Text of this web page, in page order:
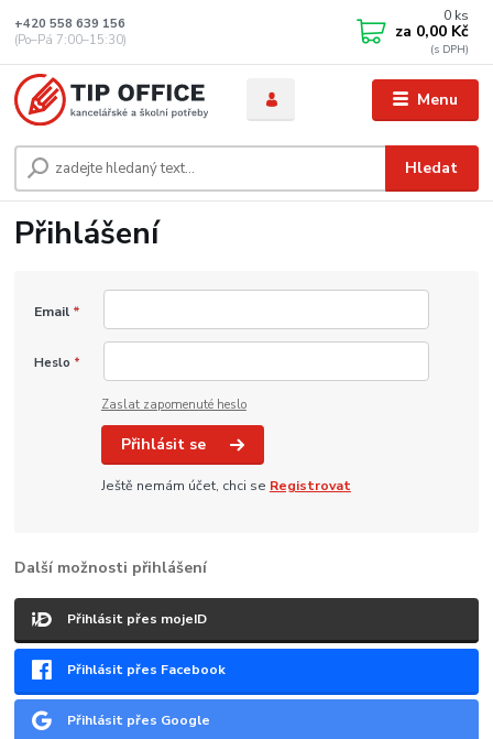
Menu
Hledat
+420 558 639 156
(Po–Pá 7:00–15:30)
0 ks
za 0,00 Kč
Přihlášení
Email *
Heslo *
Zaslat zapomenuté heslo
Přihlásit se
Ještě nemám účet, chci se Registrovat
Další možnosti přihlášení
Přihlásit přes mojeID
Přihlásit přes Facebook
Přihlásit přes Google